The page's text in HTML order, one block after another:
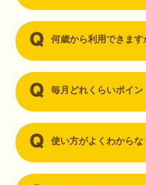
何歳から利用できます
毎月どれくらいポイン
使い方がよくわから